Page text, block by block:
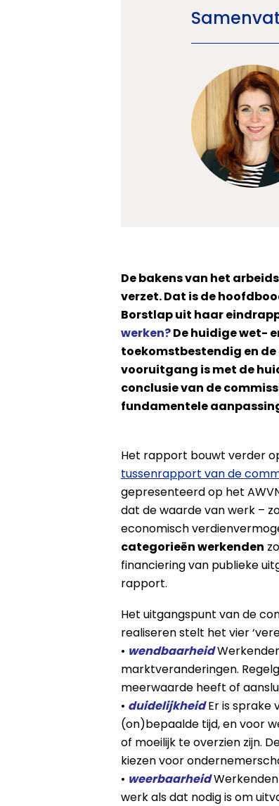
De bakens van het
verzet. Dat is de
Borstlap uit haar
werken?De huidige wet-
toekomstbestendig en
vooruitgang is met de
conclusie van de
fundamentele
Het rapport bouwt verder
tussenrapport van de
gepresenteerd op het
dat de waarde van werk –
economisch
categorieën werkenden
financiering van publieke
rapport.
Het uitgangspunt van de
realiseren stelt het vier
• wendbaarheid
marktveranderingen.
meerwaarde heeft of
• duidelijkheidEr is sprake
(on)bepaalde tijd, en voor
of moeilijk te overzien zijn.
kiezen voor
• weerbaarheid
werk als dat nodig is om